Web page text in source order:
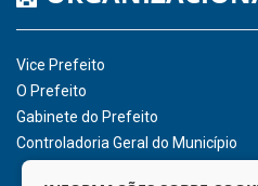
2026
INSTITUCIONAL
CNPJ: 01.596.018/0001-60